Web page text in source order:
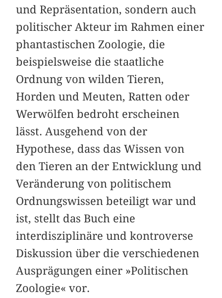
und Repräsentation, sondern auch
politischer Akteur im Rahmen einer
phantastischen Zoologie, die
beispielsweise die staatliche
Ordnung von wilden Tieren,
Horden und Meuten, Ratten oder
Werwölfen bedroht erscheinen
lässt. Ausgehend von der
Hypothese, dass das Wissen von
den Tieren an der Entwicklung und
Veränderung von politischem
Ordnungswissen beteiligt war und
ist, stellt das Buch eine
interdisziplinäre und kontroverse
Diskussion über die verschiedenen
Ausprägungen einer »Politischen
Zoologie« vor.